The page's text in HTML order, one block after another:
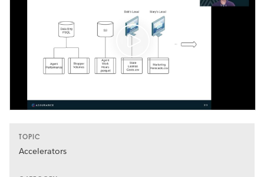
TOPIC
Accelerators